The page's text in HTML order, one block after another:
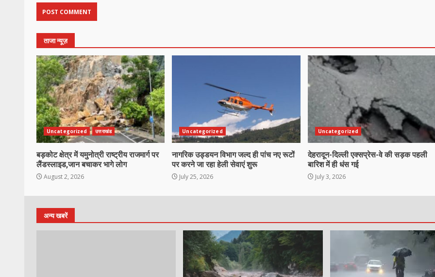
ताजा न्यूज़
Uncategorized उत्तराखंड
बड़कोट क्षेत्र में यमुनोत्री राष्ट्रीय राजमार्ग पर
लैंडस्लाइड,जान बचाकर भागे लोग
August 2, 2026
Uncategorized
नागरिक उड्डयन विभाग जल्द ही पांच नए रूटों
पर करने जा रहा हेली सेवाएं शुरू
July 25, 2026
Uncategorized
देहरादून-दिल्ली एक्सप्रेस-वे की सड़क पहली
बारिश में ही धंस गई
July 3, 2026
अन्य खबरें